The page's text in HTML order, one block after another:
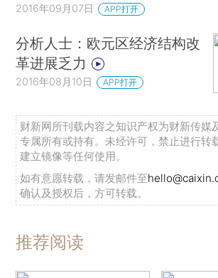
2016年09月07日 APP打开
分析人士：欧元区经济结构改
革进展乏力
2016年08月10日 APP打开
财新网所刊载内容之知识产权为财新传媒
专属所有或持有。未经许可，禁止进行转
建立镜像等任何使用。
如有意愿转载，请发邮件至
确认及授权后，方可转载。
推荐阅读